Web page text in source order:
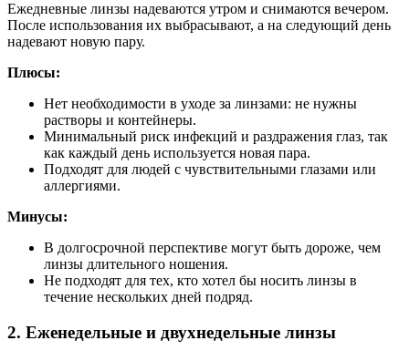
Ежедневные линзы надеваются утром и снимаются вечером.
После использования их выбрасывают, а на следующий день
надевают новую пару.
Плюсы:
Нет необходимости в уходе за линзами: не нужны
растворы и контейнеры.
Минимальный риск инфекций и раздражения глаз, так
как каждый день используется новая пара.
Подходят для людей с чувствительными глазами или
аллергиями.
Минусы:
В долгосрочной перспективе могут быть дороже, чем
линзы длительного ношения.
Не подходят для тех, кто хотел бы носить линзы в
течение нескольких дней подряд.
2. Еженедельные и двухнедельные линзы